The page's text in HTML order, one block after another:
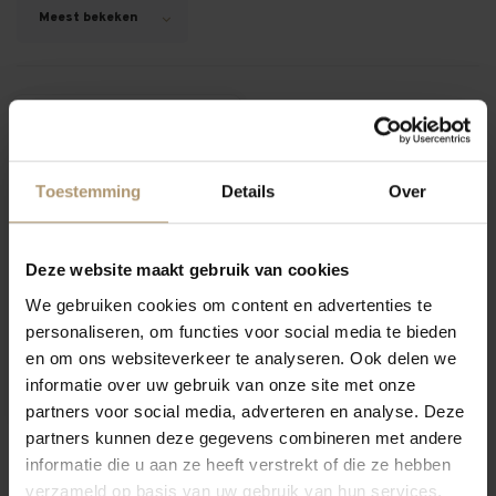
Toestemming Details Over
Deze website maakt gebruik van cookies
We gebruiken cookies om content en advertenties te
personaliseren, om functies voor social media te bieden
en om ons websiteverkeer te analyseren. Ook delen we
informatie over uw gebruik van onze site met onze
partners voor social media, adverteren en analyse. Deze
partners kunnen deze gegevens combineren met andere
informatie die u aan ze heeft verstrekt of die ze hebben
verzameld op basis van uw gebruik van hun services.
Meest bekeken
Quinta do Vesuvio 1996
Vintage Port
€89,95